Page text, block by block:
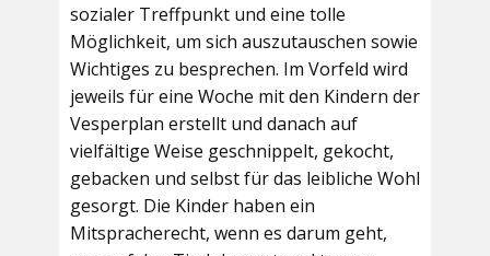
sozialer Treffpunkt und eine tolle
Möglichkeit, um sich auszutauschen sowie
Wichtiges zu besprechen. Im Vorfeld wird
jeweils für eine Woche mit den Kindern der
Vesperplan erstellt und danach auf
vielfältige Weise geschnippelt, gekocht,
gebacken und selbst für das leibliche Wohl
gesorgt. Die Kinder haben ein
Mitspracherecht, wenn es darum geht,